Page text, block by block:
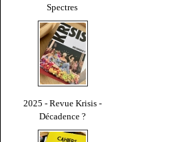
Spectres
2025 - Revue Krisis -
Décadence ?